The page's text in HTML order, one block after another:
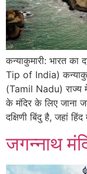
कन्याकुमारी: भारत
Tip of India)
(Tamil Nadu) राज्य
के मंदिर के लिए जाना
दक्षिणी बिंदु है, जहां
जगन्नाथ